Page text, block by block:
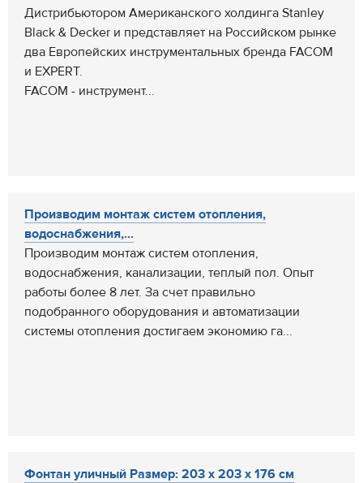
Дистрибьютором Американского холдинга Stanley
Black & Decker и представляет на Российском рынке
два Европейских инструментальных бренда FACOM
и EXPERT.
FACOM - инструмент...
Производим монтаж систем отопления,
водоснабжения,...
Производим монтаж систем отопления,
водоснабжения, канализации, теплый пол. Опыт
работы более 8 лет. За счет правильно
подобранного оборудования и автоматизации
системы отопления достигаем экономию га...
Фонтан уличный Размер: 203 х 203 х 176 см